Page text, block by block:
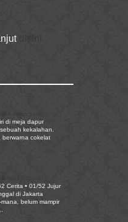
di meja dapur
kekalahan.
berwarna cokelat
Cerita • 01/52 Jujur
di Jakarta
belum mampir